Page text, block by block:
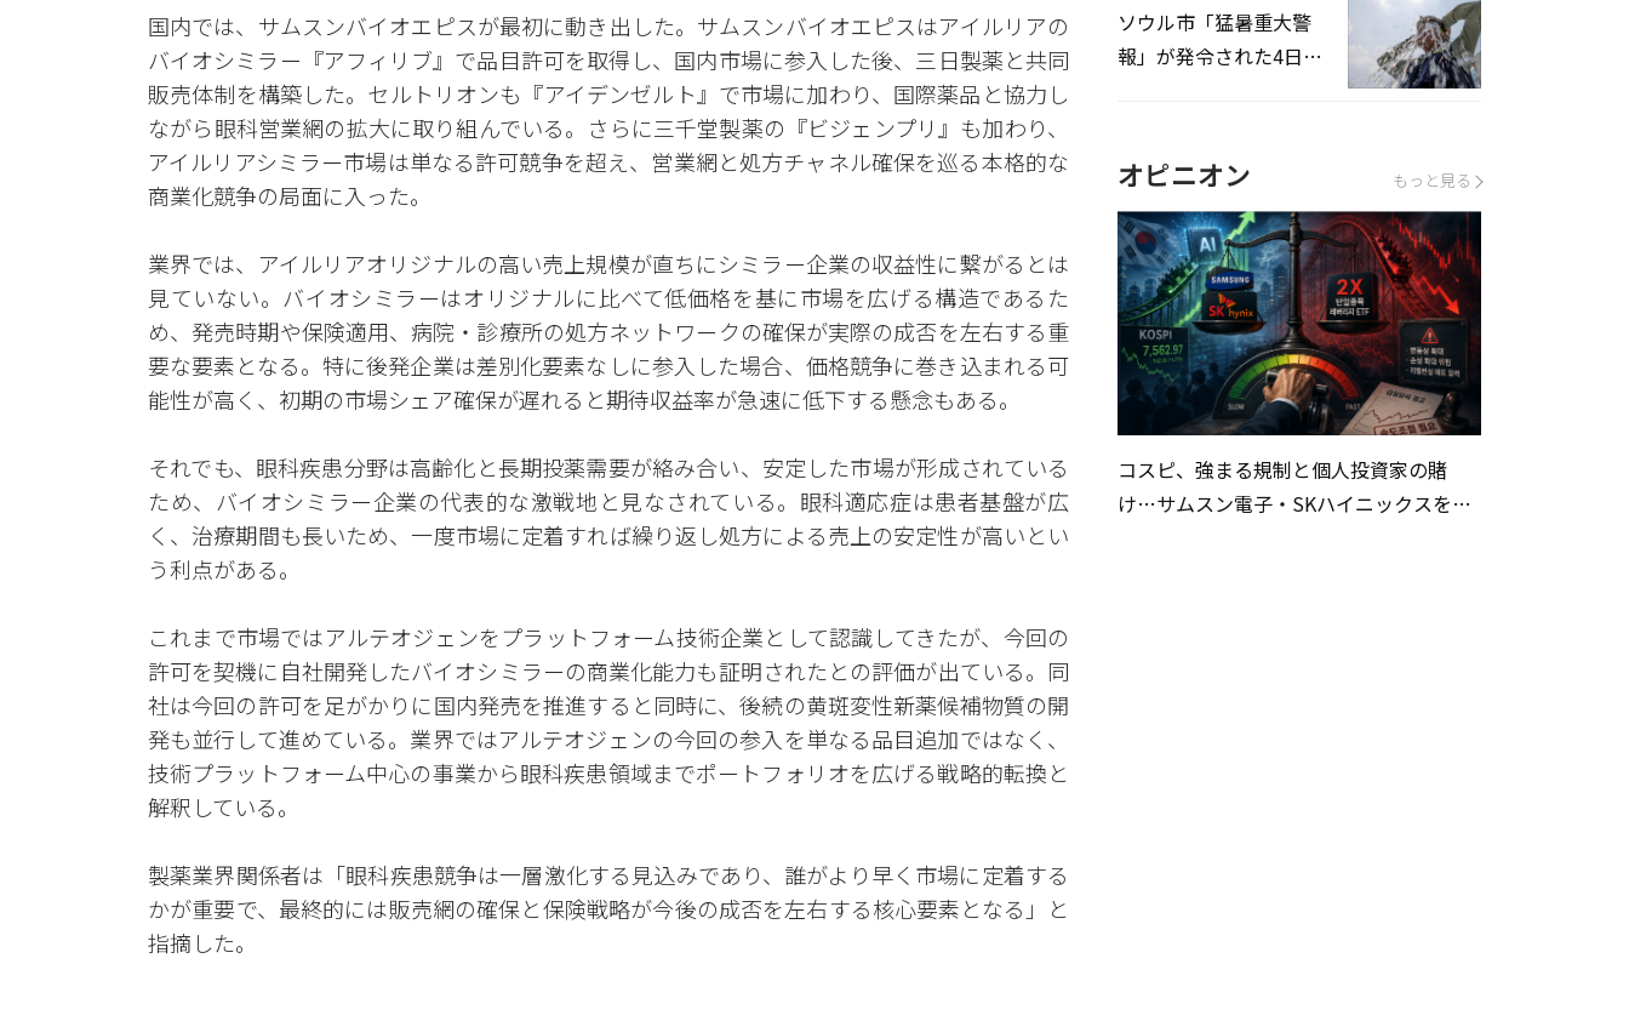
国内では、サムスンバイオエピスが最初に動き出した。サムスンバイオエピスはアイルリアの
バイオシミラー『アフィリブ』で品目許可を取得し、国内市場に参入した後、三日製薬と共同
販売体制を構築した。セルトリオンも『アイデンゼルト』で市場に加わり、国際薬品と協力し
ながら眼科営業網の拡大に取り組んでいる。さらに三千堂製薬の『ビジェンプリ』も加わり、
アイルリアシミラー市場は単なる許可競争を超え、営業網と処方チャネル確保を巡る本格的な
商業化競争の局面に入った。
業界では、アイルリアオリジナルの高い売上規模が直ちにシミラー企業の収益性に繋がるとは
見ていない。バイオシミラーはオリジナルに比べて低価格を基に市場を広げる構造であるた
め、発売時期や保険適用、病院・診療所の処方ネットワークの確保が実際の成否を左右する重
要な要素となる。特に後発企業は差別化要素なしに参入した場合、価格競争に巻き込まれる可
能性が高く、初期の市場シェア確保が遅れると期待収益率が急速に低下する懸念もある。
それでも、眼科疾患分野は高齢化と長期投薬需要が絡み合い、安定した市場が形成されている
ため、バイオシミラー企業の代表的な激戦地と見なされている。眼科適応症は患者基盤が広
く、治療期間も長いため、一度市場に定着すれば繰り返し処方による売上の安定性が高いとい
う利点がある。
これまで市場ではアルテオジェンをプラットフォーム技術企業として認識してきたが、今回の
許可を契機に自社開発したバイオシミラーの商業化能力も証明されたとの評価が出ている。同
社は今回の許可を足がかりに国内発売を推進すると同時に、後続の黄斑変性新薬候補物質の開
発も並行して進めている。業界ではアルテオジェンの今回の参入を単なる品目追加ではなく、
技術プラットフォーム中心の事業から眼科疾患領域までポートフォリオを広げる戦略的転換と
解釈している。
製薬業界関係者は「眼科疾患競争は一層激化する見込みであり、誰がより早く市場に定着する
かが重要で、最終的には販売網の確保と保険戦略が今後の成否を左右する核心要素となる」と
指摘した。
ソウル市「猛暑重大警
報」が発令された4日、
オピニオン もっと見る
コスピ、強まる規制と個人投資家の賭
け…サムスン電子・SKハイニックスを巡